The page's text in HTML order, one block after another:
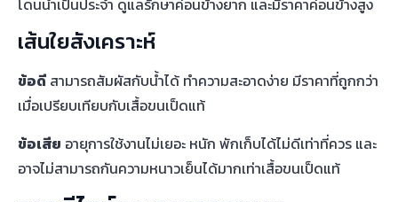
โดนน้ำเป็นประจำ ดูแลรักษาค่อนข้างยาก และมีราคาค่อนข้างสูง
เส้นใยสังเคราะห์
ข้อดี สามารถสัมผัสกับน้ำได้ ทำความสะอาดง่าย มีราคาที่ถูกกว่า
เมื่อเปรียบเทียบกับเสื้อขนเป็ดแท้
ข้อเสีย อายุการใช้งานไม่เยอะ หนัก พักเก็บได้ไม่ดีเท่าที่ควร และ
อาจไม่สามารถกันความหนาวเย็นได้มากเท่าเสื้อขนเป็ดแท้